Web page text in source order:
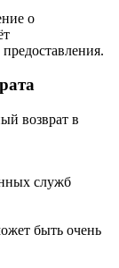
о
предоставления.
возврат в
служб
быть очень